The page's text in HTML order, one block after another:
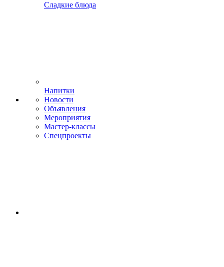
Сладкие блюда
Напитки
Новости
Объявления
Мероприятия
Мастер-классы
Спецпроекты